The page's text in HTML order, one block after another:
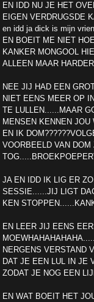
EN IDD NU JE HET
EIGEN VERDRUGSDE
en idd ja dick is mijn
EN BOEIT ME NIET
KANKER MONGOOL
ALLEEN MAAR
NEE JIJ HAD EEN
NIET EENS MEER OP
TE LULLEN......MAAR
MENSEN KENNEN JOU
EN IK
VOORBEELD VAN
JA EN IDD IK LIG ER
SESSIE......JIJ LIGT
KEN
EN LEER JIJ EENS
NERGENS VERSTAND
DAT JE EEN LUL IN JE
ZODAT JE NOG EEN
EN WAT BOEIT HET